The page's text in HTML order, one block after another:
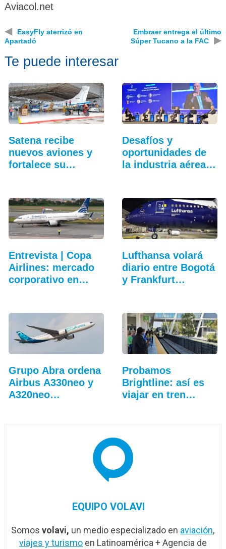
Aviacol.net
◀
EasyFly aterrizó en
Apartadó
Embraer entrega el último
Súper Tucano a la FAC
▶
Te puede interesar
Satena recibe
nuevos aviones y
fortalece su
Desafíos y
oportunidades de
la industria aérea
Entrevista | Copa
Airlines: mercado
corporativo en…
Lufthansa volará
diario entre Bogotá
y Frankfurt…
Grupo Abra ordena
Airbus A330neo y
A320neo
Probamos
Brightline: así es
viajar en tren
EQUIPO VOLAVI
Somosvolavi, un medio especializado en aviación,
viajes y turismoen Latinoamérica + Agencia de